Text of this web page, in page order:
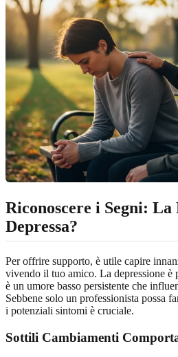
Riconoscere i Segni: La
Depressa?
Per offrire supporto, è utile capire
vivendo il tuo amico. La depressione è
è un umore basso persistente che
Sebbene solo un professionista possa
i potenziali sintomi è cruciale.
Sottili Cambiamenti